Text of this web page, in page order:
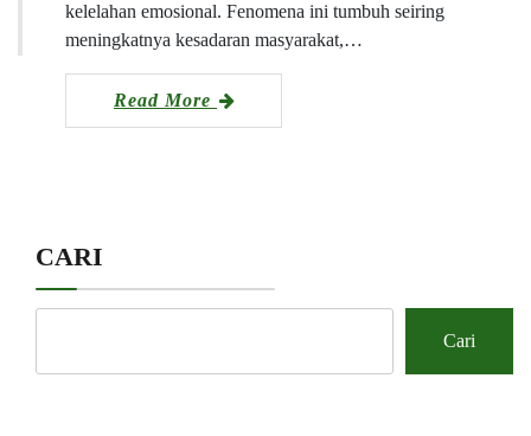
kelelahan emosional. Fenomena ini tumbuh seiring
meningkatnya kesadaran masyarakat,…
Read More
CARI
Cari